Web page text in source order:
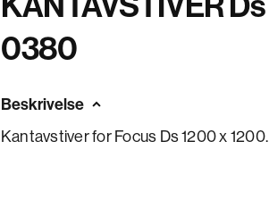
0380
Beskrivelse
Kantavstiver for Focus Ds 1200 x 1200.